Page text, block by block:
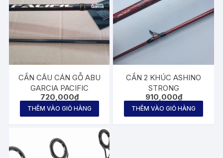
CẦN CÂU CÁN GỖ ABU
GARCIA PACIFIC
720,000₫
THÊM VÀO GIỎ HÀNG
CẦN 2 KHÚC ASHINO
STRONG
910,000₫
THÊM VÀO GIỎ HÀNG